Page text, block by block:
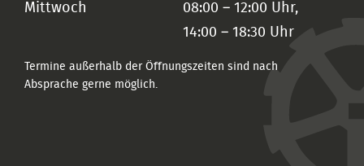
Mittwoch
08:00 – 12:00 Uhr,
14:00 – 18:30 Uhr
Termine außerhalb der Öffnungszeiten sind nach
Absprache gerne möglich.